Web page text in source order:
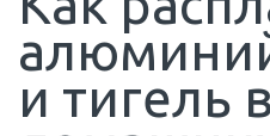
и тигель в